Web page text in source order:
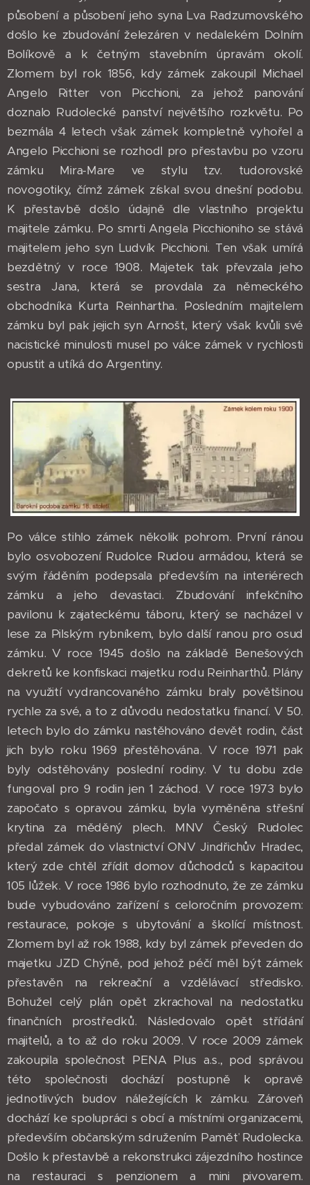
působení a působení jeho syna Lva Radzumovského
došlo ke zbudování železáren v nedalekém Dolním
Bolíkově a k četným stavebním úpravám okolí.
Zlomem byl rok 1856, kdy zámek zakoupil Michael
Angelo Ritter von Picchioni, za jehož panování
doznalo Rudolecké panství největšího rozkvětu. Po
bezmála 4 letech však zámek kompletně vyhořel a
Angelo Picchioni se rozhodl pro přestavbu po vzoru
zámku Mira-Mare ve stylu tzv. tudorovské
novogotiky, čímž zámek získal svou dnešní podobu.
K přestavbě došlo údajně dle vlastního projektu
majitele zámku. Po smrti Angela Picchioniho se stává
majitelem jeho syn Ludvík Picchioni. Ten však umírá
bezdětný v roce 1908. Majetek tak převzala jeho
sestra Jana, která se provdala za německého
obchodníka Kurta Reinhartha. Posledním majitelem
zámku byl pak jejich syn Arnošt, který však kvůli své
nacistické minulosti musel po válce zámek v rychlosti
opustit a utíká do Argentiny.
Po válce stihlo zámek několik pohrom. První ránou
bylo osvobození Rudolce Rudou armádou, která se
svým řáděním podepsala především na interiérech
zámku a jeho devastaci. Zbudování infekčního
pavilonu k zajateckému táboru, který se nacházel v
lese za Pilským rybníkem, bylo další ranou pro osud
zámku. V roce 1945 došlo na základě Benešových
dekretů ke konfiskaci majetku rodu Reinharthů. Plány
na využití vydrancovaného zámku braly povětšinou
rychle za své, a to z důvodu nedostatku financí. V 50.
letech bylo do zámku nastěhováno devět rodin, část
jich bylo roku 1969 přestěhována. V roce 1971 pak
byly odstěhovány poslední rodiny. V tu dobu zde
fungoval pro 9 rodin jen 1 záchod. V roce 1973 bylo
započato s opravou zámku, byla vyměněna střešní
krytina za měděný plech. MNV Český Rudolec
předal zámek do vlastnictví ONV Jindřichův Hradec,
který zde chtěl zřídit domov důchodců s kapacitou
105 lůžek. V roce 1986 bylo rozhodnuto, že ze zámku
bude vybudováno zařízení s celoročním provozem:
restaurace, pokoje s ubytování a školící místnost.
Zlomem byl až rok 1988, kdy byl zámek převeden do
majetku JZD Chýně, pod jehož péčí měl být zámek
přestavěn na rekreační a vzdělávací středisko.
Bohužel celý plán opět zkrachoval na nedostatku
finančních prostředků. Následovalo opět střídání
majitelů, a to až do roku 2009. V roce 2009 zámek
zakoupila společnost PENA Plus a.s., pod správou
této společnosti dochází postupně k opravě
jednotlivých budov náležejících k zámku. Zároveň
dochází ke spolupráci s obcí a místními organizacemi,
především občanským sdružením Paměť Rudolecka.
Došlo k přestavbě a rekonstrukci zájezdního hostince
na restauraci s penzionem a mini pivovarem.